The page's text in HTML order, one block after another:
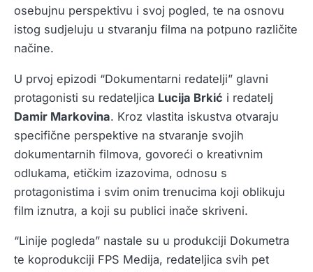
osebujnu perspektivu i svoj pogled, te na osnovu
istog sudjeluju u stvaranju filma na potpuno različite
načine.
U prvoj epizodi “Dokumentarni redatelji” glavni
protagonisti su redateljica Lucija Brkić i redatelj
Damir Markovina. Kroz vlastita iskustva otvaraju
specifične perspektive na stvaranje svojih
dokumentarnih filmova, govoreći o kreativnim
odlukama, etičkim izazovima, odnosu s
protagonistima i svim onim trenucima koji oblikuju
film iznutra, a koji su publici inače skriveni.
“Linije pogleda” nastale su u produkciji Dokumetra
te koprodukciji FPS Medija, redateljica svih pet